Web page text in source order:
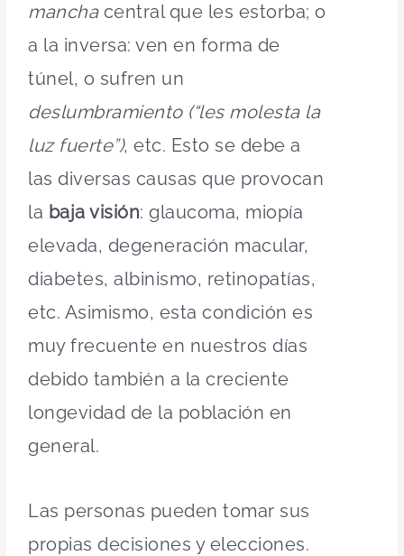
manchacentral que les estorba; o
a la inversa: ven en forma de
túnel, o sufren un
deslumbramiento (“les molesta la
luz fuerte”), etc. Esto se debe a
las diversas causas que provocan
la baja visión: glaucoma, miopía
elevada, degeneración macular,
diabetes, albinismo, retinopatías,
etc. Asimismo, esta condición es
muy frecuente en nuestros días
debido también a la creciente
longevidad de la población en
general.
Las personas pueden tomar sus
propias decisiones y elecciones.